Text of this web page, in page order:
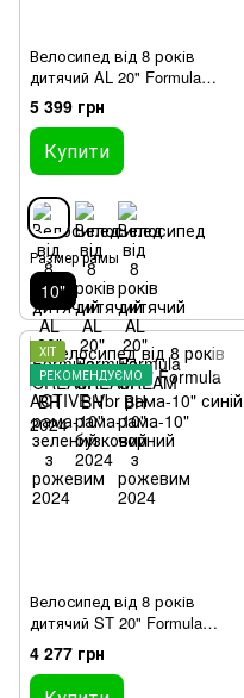
Велосипед від 8 років
дитячий AL 20" Formula
CREAM BH рама-10" зелений
з рожевим 2024
5 399 грн
Купити
Размер рамы
10"
ХІТ
РЕКОМЕНДУЄМО
Велосипед від 8 років
дитячий ST 20" Formula
ACTIVE Vbr рама-10" синій
2024
4 277 грн